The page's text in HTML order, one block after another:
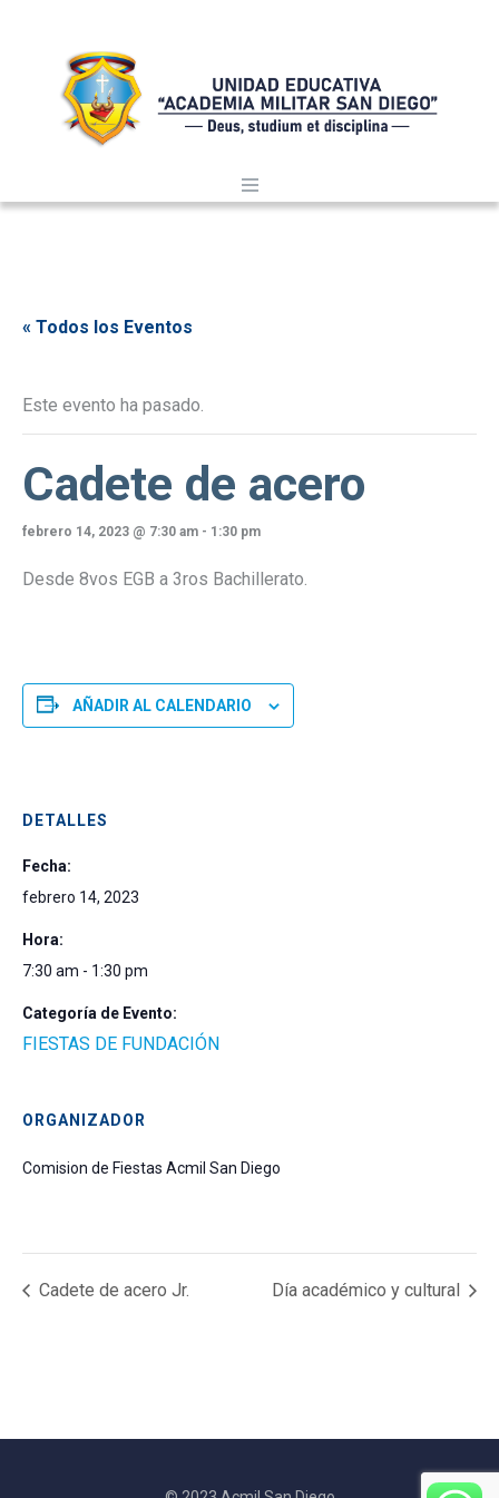
« Todos los Eventos
Este evento ha pasado.
Cadete de acero
febrero 14, 2023 @ 7:30 am - 1:30 pm
Desde 8vos EGB a 3ros Bachillerato.
AÑADIR AL CALENDARIO
DETALLES
Fecha:
febrero 14, 2023
Hora:
7:30 am - 1:30 pm
Categoría de Evento:
FIESTAS DE FUNDACIÓN
ORGANIZADOR
Comision de Fiestas Acmil San Diego
Cadete de acero Jr. Día académico y cultural